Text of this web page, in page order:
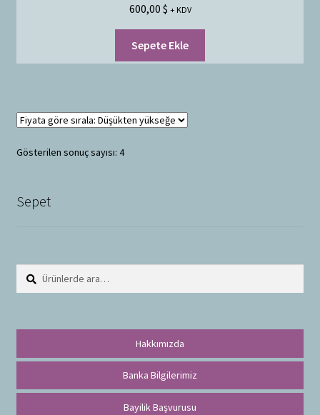
600,00 $ + KDV
Sepete Ekle
Gösterilen sonuç sayısı: 4
Sepet
Ara:
Hakkımızda
Banka Bilgilerimiz
Bayilik Başvurusu